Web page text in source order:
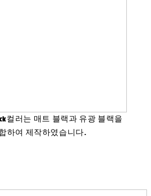
컬러는 매트 블랙과 유광 블랙을
하여 제작하였습니다.